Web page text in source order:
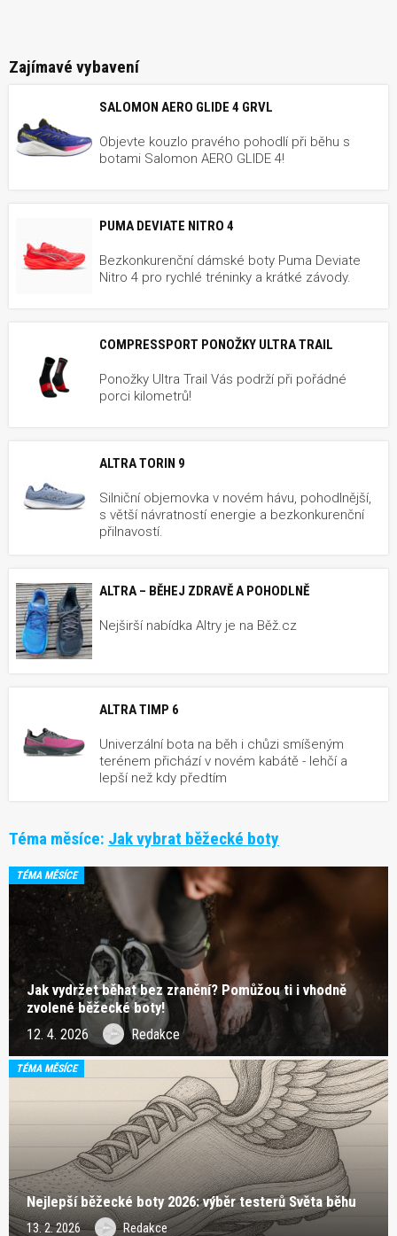
Zajímavé vybavení
SALOMON AERO GLIDE 4 GRVL
Objevte kouzlo pravého pohodlí při běhu s
botami Salomon AERO GLIDE 4!
PUMA DEVIATE NITRO 4
Bezkonkurenční dámské boty Puma Deviate
Nitro 4 pro rychlé tréninky a krátké závody.
COMPRESSPORT PONOŽKY ULTRA TRAIL
Ponožky Ultra Trail Vás podrží při pořádné
porci kilometrů!
ALTRA TORIN 9
Silniční objemovka v novém hávu, pohodlnější,
s větší návratností energie a bezkonkurenční
přilnavostí.
ALTRA – BĚHEJ ZDRAVĚ A POHODLNĚ
Nejširší nabídka Altry je na Běž.cz
ALTRA TIMP 6
Univerzální bota na běh i chůzi smíšeným
terénem přichází v novém kabátě - lehčí a
lepší než kdy předtím
Téma měsíce: Jak vybrat běžecké boty
TÉMA MĚSÍCE
Jak vydržet běhat bez zranění? Pomůžou ti i vhodně
zvolené běžecké boty!
12. 4. 2026 Redakce
TÉMA MĚSÍCE
Nejlepší běžecké boty 2026: výběr testerů Světa běhu
13. 2. 2026 Redakce